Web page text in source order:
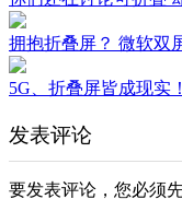
拥抱折叠屏？ 微软双
5G、折叠屏皆成现实
发表评论
要发表评论，您必须